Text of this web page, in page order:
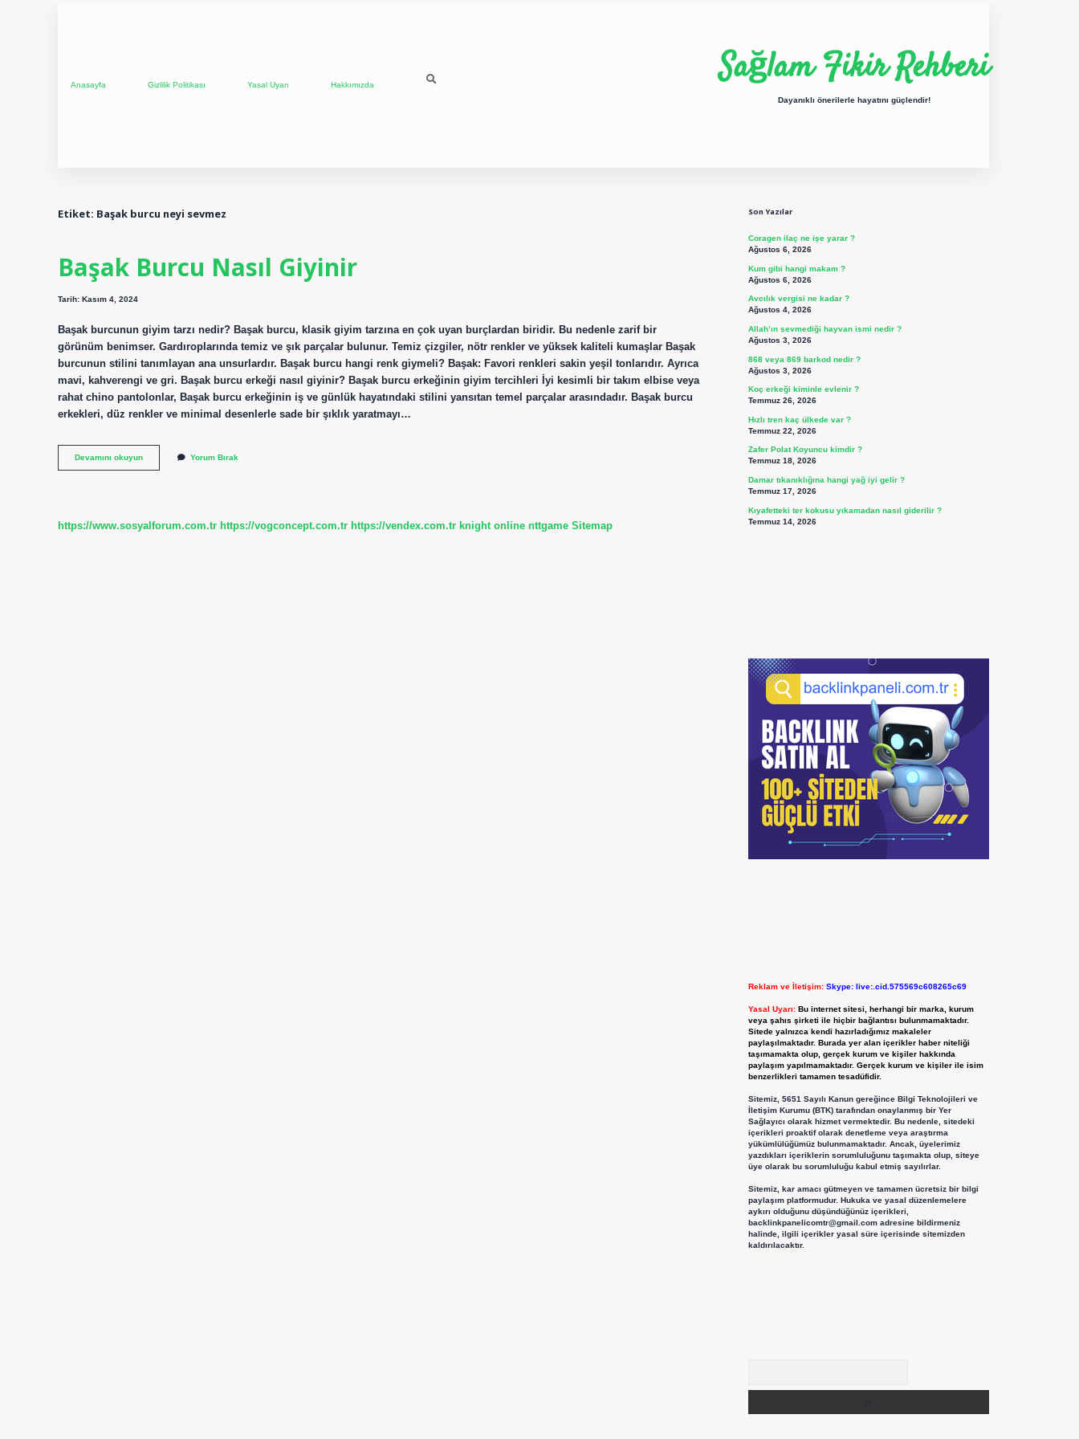
Anasayfa Gizlilik Politikası Yasal Uyarı Hakkımızda Sağlam Fikir Rehberi
Dayanıklı önerilerle hayatını güçlendir!
Etiket: Başak burcu neyi sevmez
Başak Burcu Nasıl Giyinir
Tarih: Kasım 4, 2024
Başak burcunun giyim tarzı nedir? Başak burcu, klasik giyim tarzına en çok uyan burçlardan biridir. Bu nedenle zarif bir
görünüm benimser. Gardıroplarında temiz ve şık parçalar bulunur. Temiz çizgiler, nötr renkler ve yüksek kaliteli kumaşlar Başak
burcunun stilini tanımlayan ana unsurlardır. Başak burcu hangi renk giymeli? Başak: Favori renkleri sakin yeşil tonlarıdır. Ayrıca
mavi, kahverengi ve gri. Başak burcu erkeği nasıl giyinir? Başak burcu erkeğinin giyim tercihleri ​​İyi kesimli bir takım elbise veya
rahat chino pantolonlar, Başak burcu erkeğinin iş ve günlük hayatındaki stilini yansıtan temel parçalar arasındadır. Başak burcu
erkekleri, düz renkler ve minimal desenlerle sade bir şıklık yaratmayı…
Devamını okuyunBaşak
Burcu
Yorum Bırak
https://www.sosyalforum.com.tr https://vogconcept.com.tr https://vendex.com.tr knight online nttgame Sitemap
Son Yazılar
Coragen ilaç ne işe yarar ?
Ağustos 6, 2026
Kum gibi hangi makam ?
Ağustos 6, 2026
Avcılık vergisi ne kadar ?
Ağustos 4, 2026
Allah’ın sevmediği hayvan ismi nedir ?
Ağustos 3, 2026
868 veya 869 barkod nedir ?
Ağustos 3, 2026
Koç erkeği kiminle evlenir ?
Temmuz 26, 2026
Hızlı tren kaç ülkede var ?
Temmuz 22, 2026
Zafer Polat Koyuncu kimdir ?
Temmuz 18, 2026
Damar tıkanıklığına hangi yağ iyi gelir ?
Temmuz 17, 2026
Kıyafetteki ter kokusu yıkamadan nasıl giderilir ?
Temmuz 14, 2026
Reklam ve İletişim: Skype: live:.cid.575569c608265c69
Yasal Uyarı: Bu internet sitesi, herhangi bir marka, kurum
veya şahıs şirketi ile hiçbir bağlantısı bulunmamaktadır.
Sitede yalnızca kendi hazırladığımız makaleler
paylaşılmaktadır. Burada yer alan içerikler haber niteliği
taşımamakta olup, gerçek kurum ve kişiler hakkında
paylaşım yapılmamaktadır. Gerçek kurum ve kişiler ile isim
benzerlikleri tamamen tesadüfidir.
Sitemiz, 5651 Sayılı Kanun gereğince Bilgi Teknolojileri ve
İletişim Kurumu (BTK) tarafından onaylanmış bir Yer
Sağlayıcı olarak hizmet vermektedir. Bu nedenle, sitedeki
içerikleri proaktif olarak denetleme veya araştırma
yükümlülüğümüz bulunmamaktadır. Ancak, üyelerimiz
yazdıkları içeriklerin sorumluluğunu taşımakta olup, siteye
üye olarak bu sorumluluğu kabul etmiş sayılırlar.
Sitemiz, kar amacı gütmeyen ve tamamen ücretsiz bir bilgi
paylaşım platformudur. Hukuka ve yasal düzenlemelere
aykırı olduğunu düşündüğünüz içerikleri,
backlinkpanelicomtr@gmail.comadresine bildirmeniz
halinde, ilgili içerikler yasal süre içerisinde sitemizden
kaldırılacaktır.